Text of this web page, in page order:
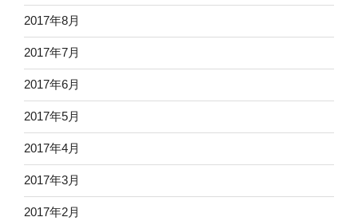
2017年8月
2017年7月
2017年6月
2017年5月
2017年4月
2017年3月
2017年2月